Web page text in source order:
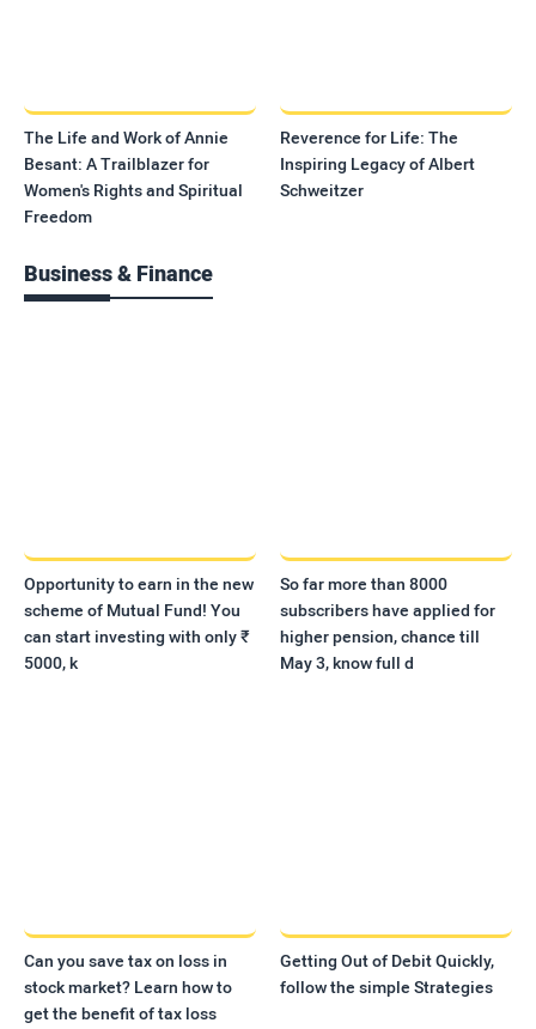
The Life and Work of Annie
Besant: A Trailblazer for
Women's Rights and Spiritual
Freedom
Reverence for Life: The
Inspiring Legacy of Albert
Schweitzer
Business & Finance
Opportunity to earn in the new
scheme of Mutual Fund! You
can start investing with only ₹
5000, k
So far more than 8000
subscribers have applied for
higher pension, chance till
May 3, know full d
Can you save tax on loss in
stock market? Learn how to
get the benefit of tax loss
Getting Out of Debit Quickly,
follow the simple Strategies